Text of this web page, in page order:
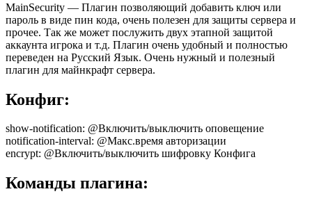
MainSecurity — Плагин позволяющий добавить ключ или
пароль в виде пин кода, очень полезен для защиты сервера и
прочее. Так же может послужить двух этапной защитой
аккаунта игрока и т.д. Плагин очень удобный и полностью
переведен на Русский Язык. Очень нужный и полезный
плагин для майнкрафт сервера.
Конфиг:
show-notification: @Включить/выключить оповещение
notification-interval: @Макс.время авторизации
encrypt: @Включить/выключить шифровку Конфига
Команды плагина: